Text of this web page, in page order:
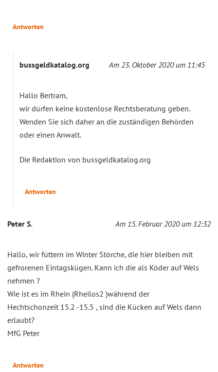
Antworten
bussgeldkatalog.org Am 23. Oktober 2020 um 11:45
Hallo Bertram,
wir dürfen keine kostenlose Rechtsberatung geben.
Wenden Sie sich daher an die zuständigen Behörden
oder einen Anwalt.
Die Redaktion von bussgeldkatalog.org
Antworten
Peter S. Am 15. Februar 2020 um 12:32
Hallo, wir füttern im Winter Störche, die hier bleiben mit
gefrorenen Eintagskügen. Kann ich die als Köder auf Wels
nehmen ?
Wie ist es im Rhein (Rheilos2 )während der
Hechtschonzeit 15.2 -15.5 , sind die Kücken auf Wels dann
erlaubt?
MfG Peter
Antworten